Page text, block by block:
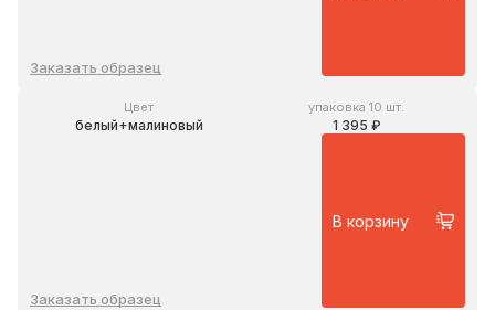
Заказать образец
Цвет
белый+малиновый
упаковка 10 шт.
1 395 ₽
Заказать образец
В корзину